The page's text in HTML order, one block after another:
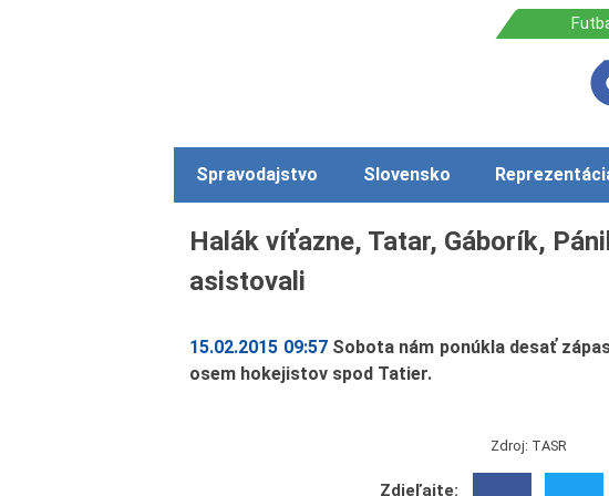
Spravodajstvo Slovensko
Halák víťazne, Tatar, Gáborík,
asistovali
15.02.2015 09:57 Sobota nám ponúkla desať
osem hokejistov spod Tatier.
Zdroj: TASR
Zdieľajte: